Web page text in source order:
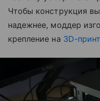
Чтобы конструкция
надежнее, моддер
крепление на 3D-